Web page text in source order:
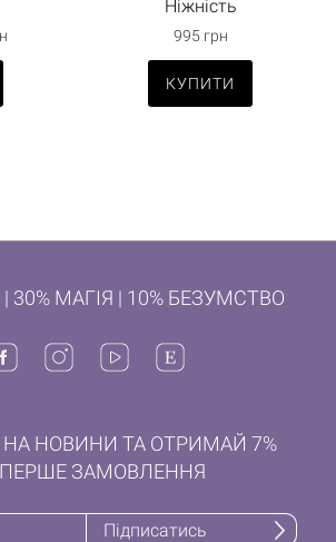
Ніжність
995 грн
КУПИТИ
30% МАГІЯ | 10% БЕЗУМСТВО
НОВИНИ ТА ОТРИМАЙ 7%
ЗАМОВЛЕННЯ
Підписатись